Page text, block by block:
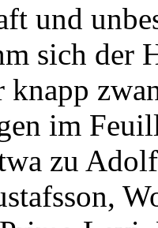
und
sich der
im
zu